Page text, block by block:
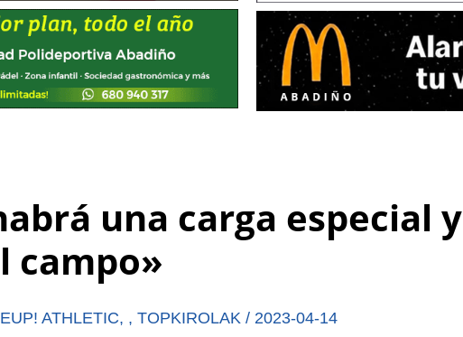
una carga especial y
campo»
EUP! ATHLETIC, , TOPKIROLAK / 2023-04-14